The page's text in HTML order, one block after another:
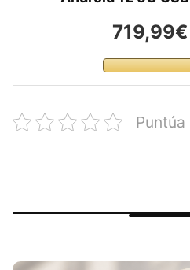
719,99€